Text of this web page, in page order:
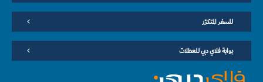
للسفر المتكرّر
بوابة فلاي دبي للعطلات